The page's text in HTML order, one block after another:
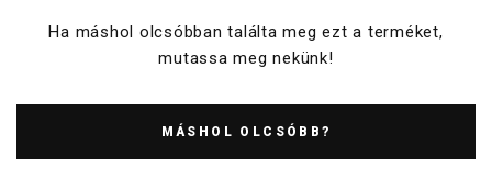
Ha máshol olcsóbban találta meg ezt a terméket,
mutassa meg nekünk!
MÁSHOL OLCSÓBB?